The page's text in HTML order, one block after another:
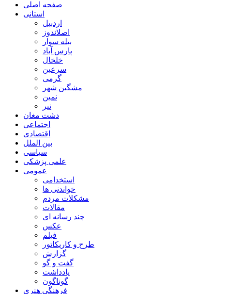
صفحه اصلی
استانی
اردبیل
اصلاندوز
بیله سوار
پارس آباد
خلخال
سرعین
گرمی
مشگین شهر
نمین
نیر
دشت مغان
اجتماعی
اقتصادی
بین الملل
سیاسی
علمی پزشکی
عمومی
استخدامی
خواندنی ها
مشکلات مردم
مقالات
چند رسانه ای
عکس
فیلم
طرح و کاریکاتور
گزارش
گفت و گو
یادداشت
گوناگون
فرهنگی هنری